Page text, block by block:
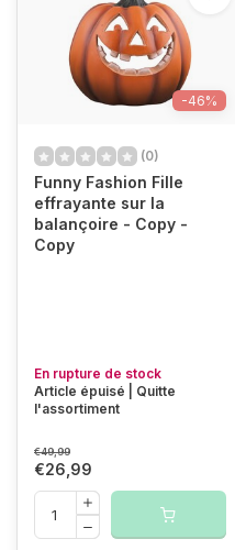
-46%
(0)
Funny Fashion Fille
effrayante sur la
balançoire - Copy -
Copy
En rupture de stock
Article épuisé | Quitte
l'assortiment
€49,99
€26,99